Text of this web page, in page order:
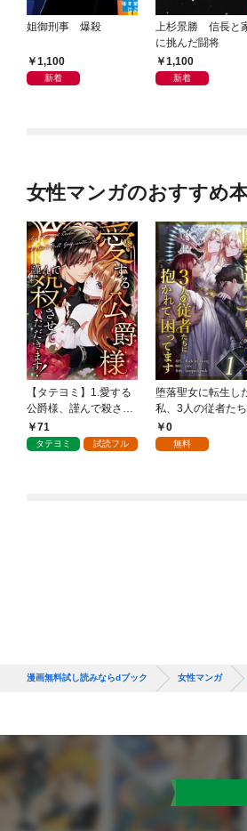
姐御刑事 爆殺
1,100
新着
上杉景勝 信長と
に挑んだ闘将
1,100
新着
女性マンガのおすすめ
【タテヨミ】1.愛する
公爵様、謹んで殺させ
ていただきます！
71
タテヨミ 試読フル
堕落聖女に転生し
私、3人の従者たち
抱かれて困ってま
1話
0
無料
漫画無料試し読みならdブック 女性マンガ